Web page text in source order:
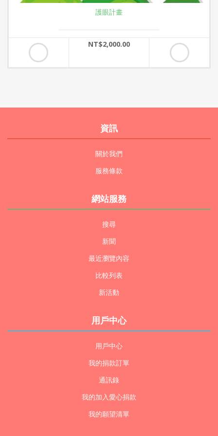
護眼計畫
NT$2,000.00
資訊
關於我們
服務條款
網站服務
搜尋
新聞
最近瀏覽內容
比較列表
新活動
用戶中心
用戶中心
我的捐款訂單
通訊錄
我的加入愛心捐款
我的願望清單